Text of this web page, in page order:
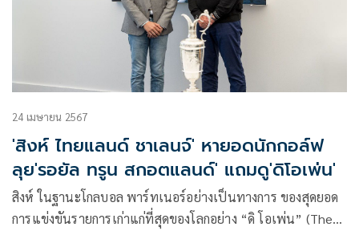
24 เมษายน 2567
'สิงห์ ไทยแลนด์ ชาเลนจ์' หายอดนักกอล์ฟ
ลุย'รอยัล ทรูน สกอตแลนด์' แถมดู'ดิโอเพ่น'
สิงห์ ในฐานะโกลบอล พาร์ทเนอร์อย่างเป็นทางการ ของสุดยอด
การแข่งขันรายการเก่าแก่ที่สุดของโลกอย่าง “ดิ โอเพ่น” (The